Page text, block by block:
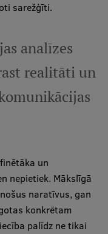
sarežģīti.
analīzes
realitāti un
un
nepietiek. Mākslīgā
naratīvus, gan
konkrētam
palīdz ne tikai